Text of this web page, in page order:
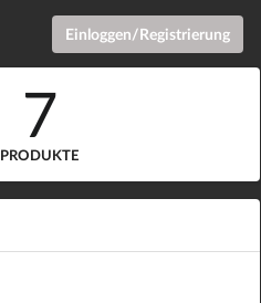
Einloggen/Registrierung
7
PRODUKTE